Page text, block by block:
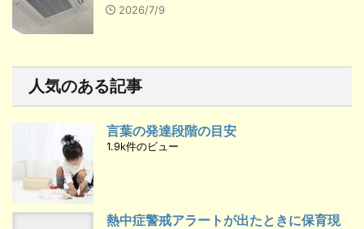
2026/7/9
人気のある記事
言葉の発達段階の目安
1.9k件のビュー
熱中症警戒アラートが出たときに保育現